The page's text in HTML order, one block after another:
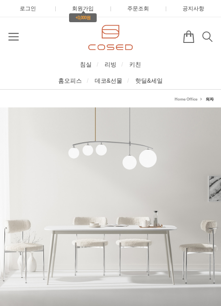
로그인 | 회원가입 |
+3,000원
주문조회 | 공지사항
침실 리빙 키친
홈오피스 데코&선물 핫딜&세일
Home Office 의자